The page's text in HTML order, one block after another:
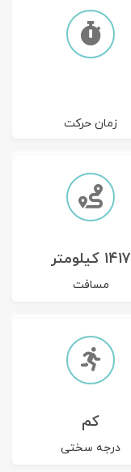
زمان حرکت
1417 کیلومتر
مسافت
کم
درجه سختی